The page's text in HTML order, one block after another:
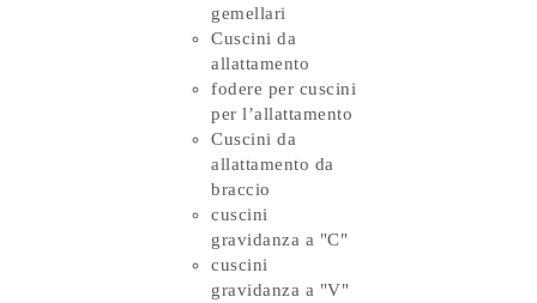
gemellari
Cuscini da
allattamento
fodere per cuscini
per l’allattamento
Cuscini da
allattamento da
braccio
cuscini
gravidanza a "C"
cuscini
gravidanza a "V"